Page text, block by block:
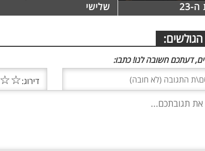
23
שלישי
דעתכם חשובה לנו! כתבו:
דירוג:☆
☆